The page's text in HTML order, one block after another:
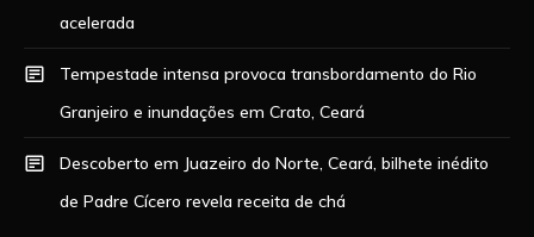
acelerada
Tempestade intensa provoca transbordamento do Rio
Granjeiro e inundações em Crato, Ceará
Descoberto em Juazeiro do Norte, Ceará, bilhete inédito
de Padre Cícero revela receita de chá